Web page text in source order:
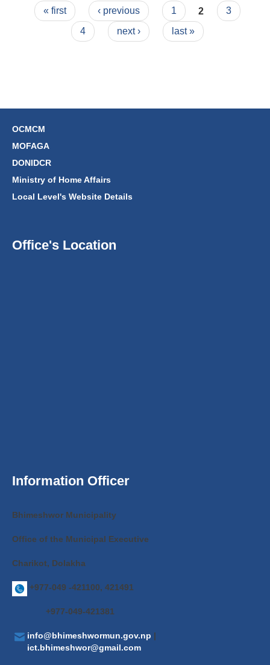
Pages
« first ‹ previous 1 2
3
4
next › last »
OCMCM
MOFAGA
DONIDCR
Ministry of Home Affairs
Local Level's Website Details
Office's Location
Information Officer
Bhimeshwor Municipality
Office of the Municipal Executive
Charikot, Dolakha
+977-049 -421100, 421491
+977-049-421381
info@bhimeshwormun.gov.np |
ict.bhimeshwor@gmail.com